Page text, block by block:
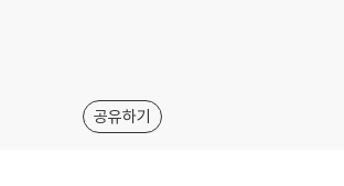
공유하기